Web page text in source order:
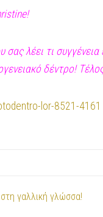
λέει τι
δέντρο!
lor-8521-4161
γαλλική γλώσσα!